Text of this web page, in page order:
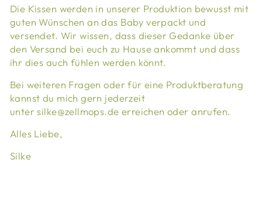
Die Kissen werden in unserer Produktion bewusst mit
guten Wünschen an das Baby verpackt und
versendet. Wir wissen, dass dieser Gedanke über
den Versand bei euch zu Hause ankommt und dass
ihr dies auch fühlen werden könnt.
Bei weiteren Fragen oder für eine Produktberatung
kannst du mich gern jederzeit
unter silke@zellmops.de erreichen oder anrufen.
Alles Liebe,
Silke